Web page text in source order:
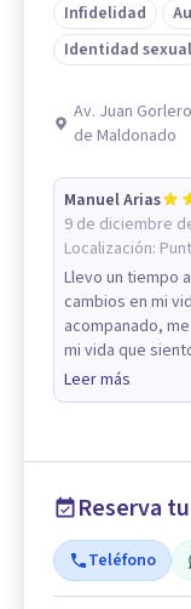
Infidelidad
Identidad sexual
Av. Juan
de Maldonado
Manuel Arias
9 de diciembre
Localización:
Llevo un tiempo
cambios en mi
acompanado,
mi vida que
Leer más
Reserva
Teléfono